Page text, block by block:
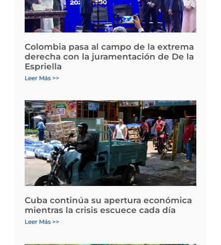
Colombia pasa al campo de la extrema
derecha con la juramentación de De la
Espriella
Leer Más >>
Cuba continúa su apertura económica
mientras la crisis escuece cada día
Leer Más >>